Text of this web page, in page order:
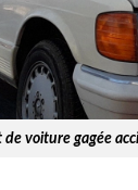
de voiture gagée